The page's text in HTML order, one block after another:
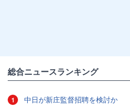
総合ニュースランキング
1 中日が新庄監督招聘を検討か